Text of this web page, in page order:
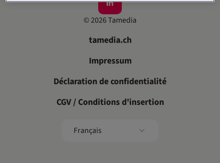
©2026Tamedia
tamedia.ch
Impressum
Déclaration de confidentialité
CGV / Conditions d'insertion
Français